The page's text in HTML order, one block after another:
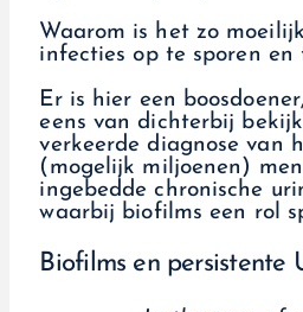
Waarom is het zo
infecties op te sporen en
Er is hier een
eens van dichterbij
verkeerde diagnose van
(mogelijk miljoenen)
ingebedde chronische
waarbij biofilms een rol
Biofilms en persistente